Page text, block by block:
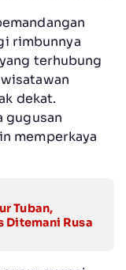
rimbunnya
terhubung
dekat.
gugusan
memperkaya
Tuban,
Ditemani Rusa